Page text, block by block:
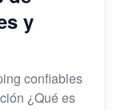
y
confiables
¿Qué es